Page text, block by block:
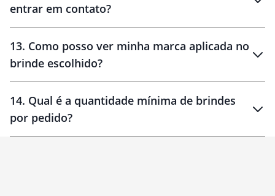
30 dias
entrar em contato?
13. Como posso ver minha marca aplicada no
brinde escolhido?
14. Qual é a quantidade mínima de brindes
por pedido?